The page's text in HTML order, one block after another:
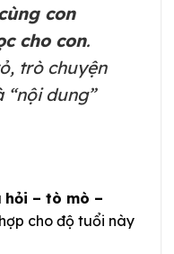
con
cho con.
trò chuyện
“nội dung”
hỏi – tò mò –
cho độ tuổi này